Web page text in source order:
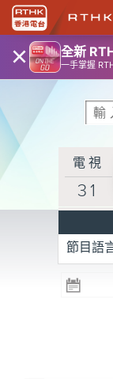
× 全新
一手掌握
電視
31
R3
電台
節目語